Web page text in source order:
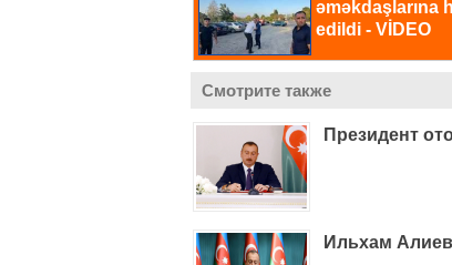
Смотрите также
Президент
Ильхам